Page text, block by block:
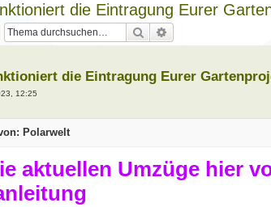
die Eintragung Eurer
Suche
die Eintragung Eurer
12:25
Polarwelt
aktuellen Umzüge hier